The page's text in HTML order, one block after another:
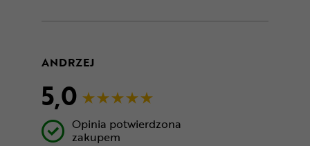
ANDRZEJ
5,0
Opinia potwierdzona
zakupem